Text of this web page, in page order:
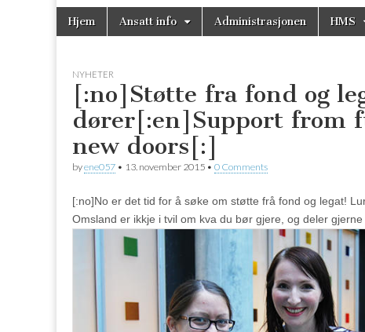
K2 Nytt
Main
menu
Skip
Hjem Ansatt info Administrasjonen HMS
NYHETER
[:no]Støtte fra fond og
dører[:en]Support from
new doors[:]
byene057 • 13. november 2015 • 0 Comments
[:no]No er det tid for å søke om støtte frå fond og legat!
Omsland er ikkje i tvil om kva du bør gjere, og deler